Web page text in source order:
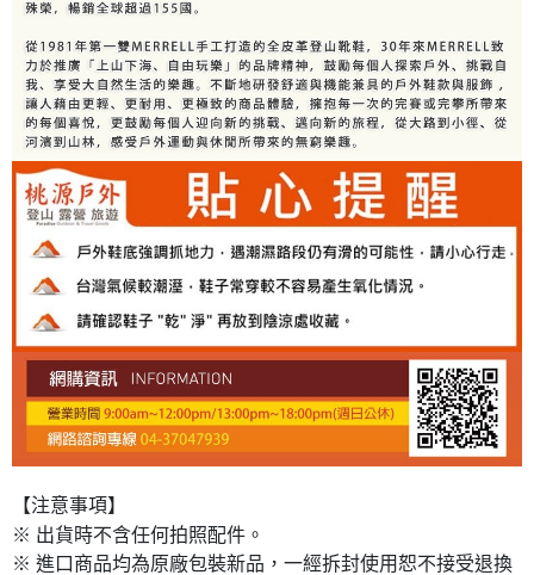
【注意事項】
※ 出貨時不含任何拍照配件。
※ 進口商品均為原廠包裝新品，一經拆封使用恕不接受退換